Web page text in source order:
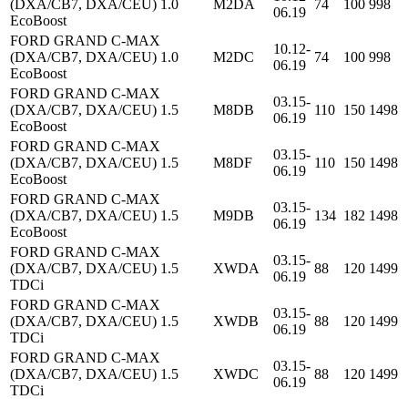
(DXA/CB7, DXA/CEU) 1.0
EcoBoost
M2DA
06.19
74 100 998
FORD GRAND C-MAX
(DXA/CB7, DXA/CEU) 1.0
EcoBoost
M2DC
10.12-
06.19
74 100 998
FORD GRAND C-MAX
(DXA/CB7, DXA/CEU) 1.5
EcoBoost
M8DB
03.15-
06.19
110 150 1498
FORD GRAND C-MAX
(DXA/CB7, DXA/CEU) 1.5
EcoBoost
M8DF
03.15-
06.19
110 150 1498
FORD GRAND C-MAX
(DXA/CB7, DXA/CEU) 1.5
EcoBoost
M9DB
03.15-
06.19
134 182 1498
FORD GRAND C-MAX
(DXA/CB7, DXA/CEU) 1.5
TDCi
XWDA
03.15-
06.19
88 120 1499
FORD GRAND C-MAX
(DXA/CB7, DXA/CEU) 1.5
TDCi
XWDB
03.15-
06.19
88 120 1499
FORD GRAND C-MAX
(DXA/CB7, DXA/CEU) 1.5
TDCi
XWDC
03.15-
06.19
88 120 1499